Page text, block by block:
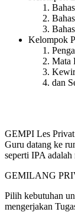
Kelompok
Mata
dan
GEMPI Les Privat
Guru datang ke
seperti IPA
GEMILANG
Pilih kebutuhan
mengerjakan